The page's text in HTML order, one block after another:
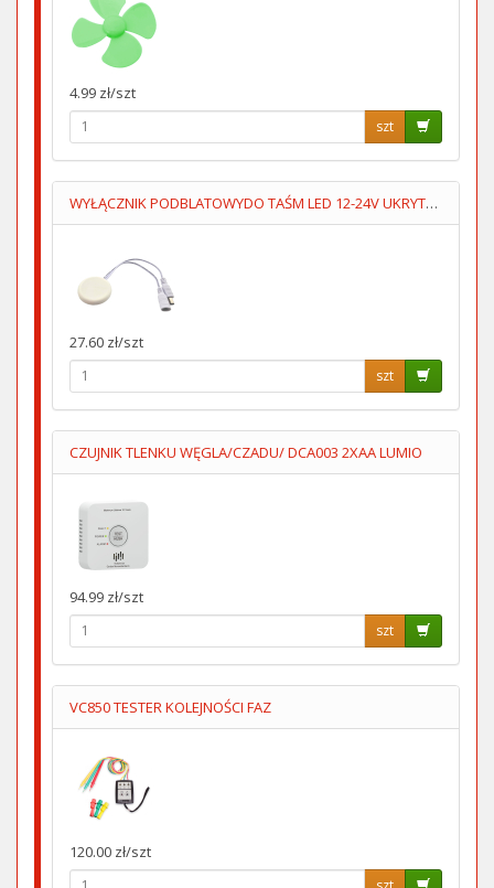
4.99 zł/szt
szt
WYŁĄCZNIK PODBLATOWYDO TAŚM LED 12-24V UKRYTY,PRZYKLEJANY
27.60 zł/szt
szt
CZUJNIK TLENKU WĘGLA/CZADU/ DCA003 2XAA LUMIO
94.99 zł/szt
szt
VC850 TESTER KOLEJNOŚCI FAZ
120.00 zł/szt